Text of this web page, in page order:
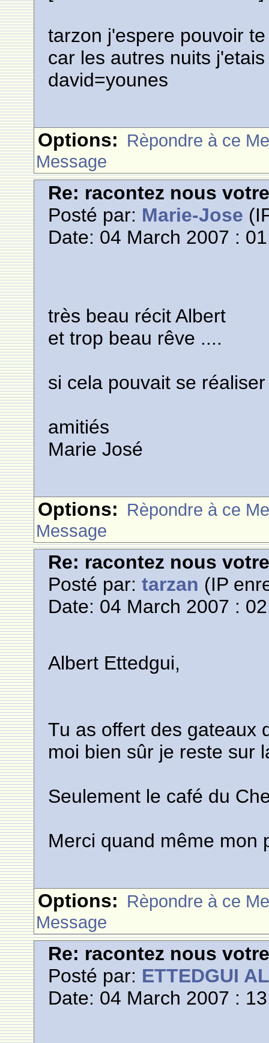
tarzon j'espere pouvoir
car les autres nuits
david=younes
Options: Rèpondre à ce
Message
Re: racontez nous
Posté par: Marie-Jose
Date: 04 March 2007 :
très beau récit Albert
et trop beau rêve ....
si cela pouvait se
amitiés
Marie José
Options: Rèpondre à ce
Message
Re: racontez nous
Posté par:tarzan (IP
Date: 04 March 2007 :
Albert Ettedgui,
Tu as offert des gateaux
moi bien sûr je reste sur
Seulement le café du
Merci quand même mon
Options: Rèpondre à ce
Message
Re: racontez nous
Posté par: ETTEDGUI
Date: 04 March 2007 :